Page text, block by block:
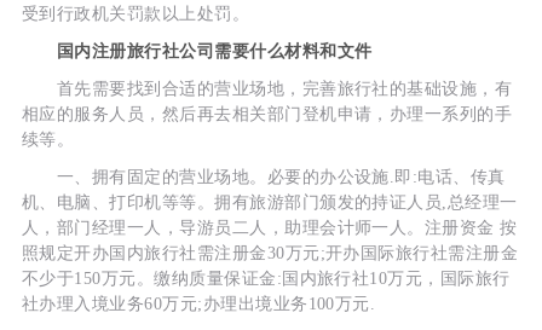
受到行政机关罚款以上处罚。
国内注册旅行社公司需要什么材料和文件
首先需要找到合适的营业场地，完善旅行社的基础设施，有
相应的服务人员，然后再去相关部门登机申请，办理一系列的手
续等。
一、拥有固定的营业场地。必要的办公设施.即:电话、传真
机、电脑、打印机等等。拥有旅游部门颁发的持证人员,总经理一
人，部门经理一人，导游员二人，助理会计师一人。注册资金 按
照规定开办国内旅行社需注册金30万元;开办国际旅行社需注册金
不少于150万元。缴纳质量保证金:国内旅行社10万元，国际旅行
社办理入境业务60万元;办理出境业务100万元.